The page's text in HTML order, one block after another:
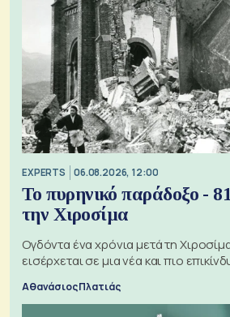
EXPERTS 06.08.2026, 12:00
Το πυρηνικό παράδοξο -
την Χιροσίμα
Ογδόντα ένα χρόνια μετά τη
εισέρχεται σε μια νέα και πιο
Αθανάσιος Πλατιάς